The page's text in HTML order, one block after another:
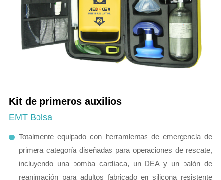
Kit de primeros auxilios
EMT Bolsa
Totalmente equipado con herramientas de emergencia de
primera categoría diseñadas para operaciones de rescate,
incluyendo una bomba cardíaca, un DEA y un balón de
reanimación para adultos fabricado en silicona resistente